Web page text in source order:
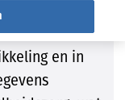
hebben
en in